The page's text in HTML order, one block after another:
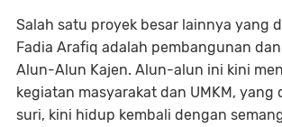
Salah satu proyek besar lainnya yang
Fadia Arafiq adalah pembangunan
Alun-Alun Kajen. Alun-alun ini kini
kegiatan masyarakat dan UMKM, yang
suri, kini hidup kembali dengan